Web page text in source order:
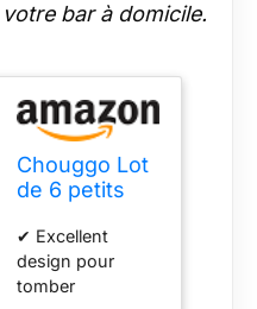
bar à domicile.
Chouggo Lot
de 6 petits
cocktail
coupés
✔ Excellent
design pour
tomber